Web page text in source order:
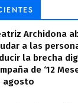
Archidona
a las
la brecha
de ‘12
agosto